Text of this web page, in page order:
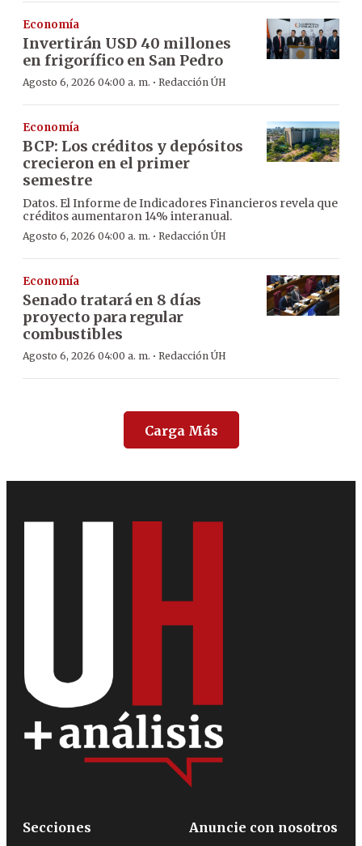
Economía
Invertirán USD 40 millones
en frigorífico en San Pedro
Agosto 6, 2026 04:00 a. m. · Redacción ÚH
Economía
BCP: Los créditos y depósitos
crecieron en el primer
semestre
Datos. El Informe de Indicadores Financieros revela que
créditos aumentaron 14% interanual.
Agosto 6, 2026 04:00 a. m. · Redacción ÚH
Economía
Senado tratará en 8 días
proyecto para regular
combustibles
Agosto 6, 2026 04:00 a. m. · Redacción ÚH
Carga Más
Secciones
Anuncie con nosotros